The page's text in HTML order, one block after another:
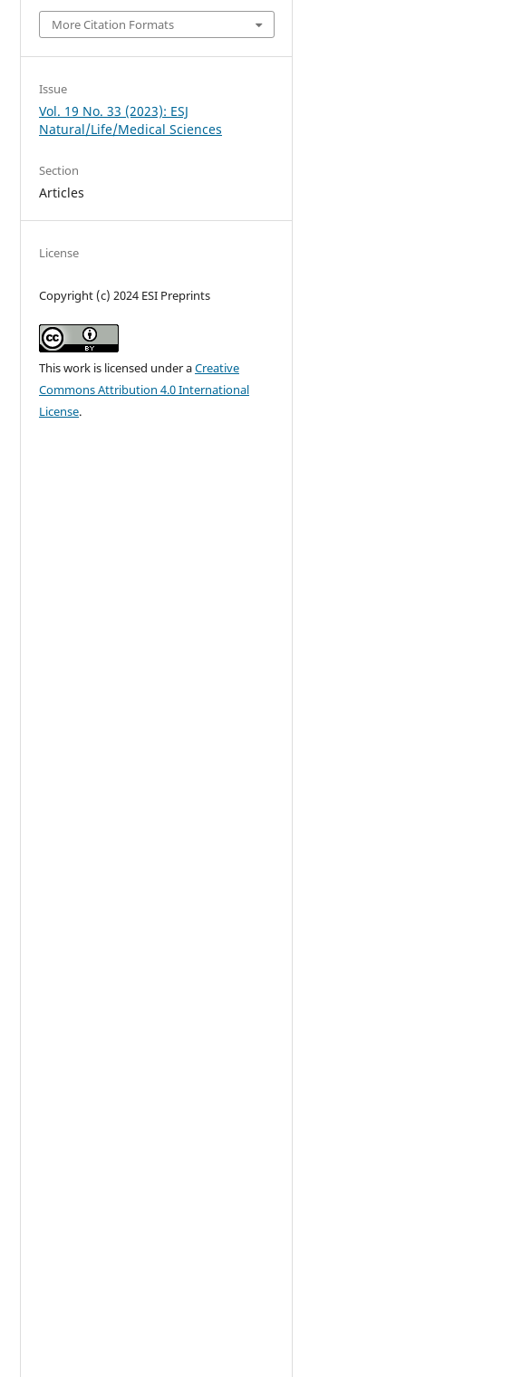
More Citation Formats
Issue
Vol. 19 No. 33 (2023): ESJ
Natural/Life/Medical Sciences
Section
Articles
License
Copyright (c) 2024 ESI Preprints
This work is licensed under aCreative
Commons Attribution 4.0 International
License.